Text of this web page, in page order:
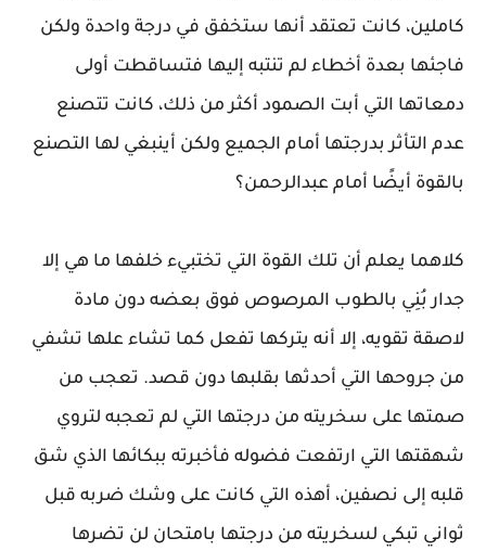
كاملين، كانت تعتقد أنها ستخفق في درجة واحدة ولكن
فاجئها بعدة أخطاء لم تنتبه إليها فتساقطت أولى
دمعاتها التي أبت الصمود أكثر من ذلك، كانت تتصنع
عدم التأثر بدرجتها أمام الجميع ولكن أينبغي لها التصنع
بالقوة أيضًا أمام عبدالرحمن؟
كلاهما يعلم أن تلك القوة التي تختبيء خلفها ما هي إلا
جدار بُنِي بالطوب المرصوص فوق بعضه دون مادة
لاصقة تقويه، إلا أنه يتركها تفعل كما تشاء علها تشفي
من جروحها التي أحدثها بقلبها دون قصد. تعجب من
صمتها على سخريته من درجتها التي لم تعجبه لتروي
شهقتها التي ارتفعت فضوله فأخبرته ببكائها الذي شق
قلبه إلى نصفين، أهذه التي كانت على وشك ضربه قبل
ثواني تبكي لسخريته من درجتها بامتحان لن تضرها